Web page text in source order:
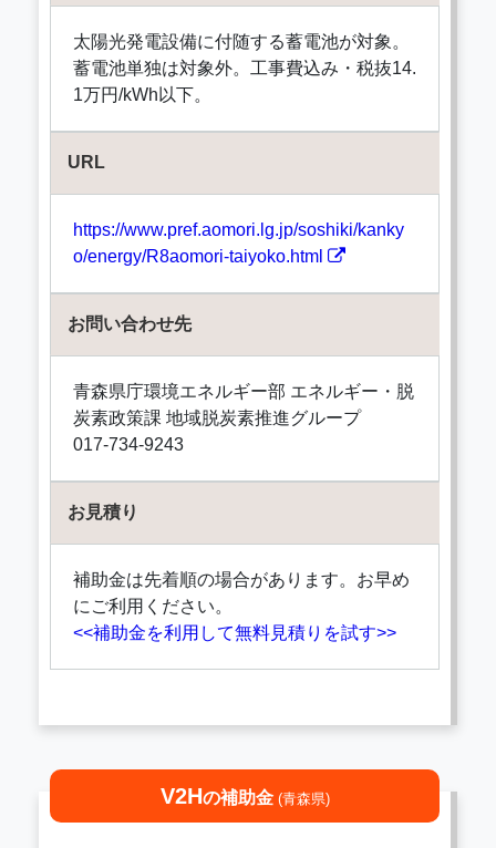
太陽光発電設備に付随する蓄電池が対象。
蓄電池単独は対象外。工事費込み・税抜14.
1万円/kWh以下。
URL
https://www.pref.aomori.lg.jp/soshiki/kanky
o/energy/R8aomori-taiyoko.html
お問い合わせ先
青森県庁環境エネルギー部 エネルギー・脱
炭素政策課 地域脱炭素推進グループ
017-734-9243
お見積り
補助金は先着順の場合があります。お早め
にご利用ください。
<<補助金を利用して無料見積りを試す>>
V2Hの補助金 (青森県)